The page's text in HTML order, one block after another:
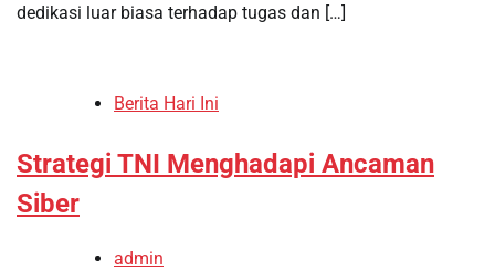
dedikasi luar biasa terhadap tugas dan […]
Berita Hari Ini
Strategi TNI Menghadapi Ancaman
Siber
admin